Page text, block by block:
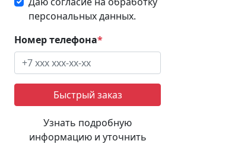
персональных данных.
Номер телефона*
Быстрый заказ
Узнать подробную
информацию и уточнить